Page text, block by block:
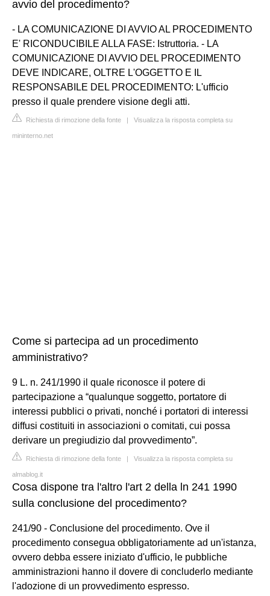
avvio del procedimento?
- LA COMUNICAZIONE DI AVVIO AL PROCEDIMENTO
E' RICONDUCIBILE ALLA FASE: Istruttoria. - LA
COMUNICAZIONE DI AVVIO DEL PROCEDIMENTO
DEVE INDICARE, OLTRE L'OGGETTO E IL
RESPONSABILE DEL PROCEDIMENTO: L'ufficio
presso il quale prendere visione degli atti.
Richiesta di rimozione della fonte | Visualizza la risposta completa su
mininterno.net
Come si partecipa ad un procedimento
amministrativo?
9 L. n. 241/1990 il quale riconosce il potere di
partecipazione a “qualunque soggetto, portatore di
interessi pubblici o privati, nonché i portatori di interessi
diffusi costituiti in associazioni o comitati, cui possa
derivare un pregiudizio dal provvedimento”.
Richiesta di rimozione della fonte | Visualizza la risposta completa su
almablog.it
Cosa dispone tra l'altro l'art 2 della ln 241 1990
sulla conclusione del procedimento?
241/90 - Conclusione del procedimento. Ove il
procedimento consegua obbligatoriamente ad un'istanza,
ovvero debba essere iniziato d'ufficio, le pubbliche
amministrazioni hanno il dovere di concluderlo mediante
l'adozione di un provvedimento espresso.